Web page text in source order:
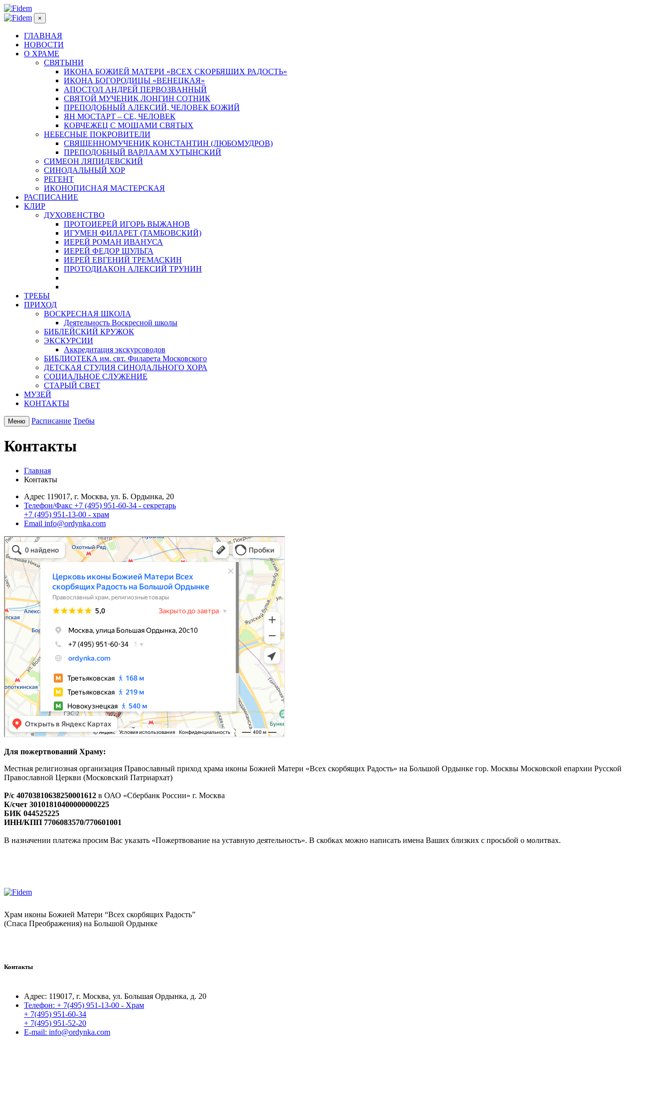
×
ГЛАВНАЯ
НОВОСТИ
О ХРАМЕ
СВЯТЫНИ
ИКОНА БОЖИЕЙ МАТЕРИ «ВСЕХ СКОРБЯЩИХ РАДОСТЬ»
ИКОНА БОГОРОДИЦЫ «ВЕНЕЦКАЯ»
АПОСТОЛ АНДРЕЙ ПЕРВОЗВАННЫЙ
СВЯТОЙ МУЧЕНИК ЛОНГИН СОТНИК
ПРЕПОДОБНЫЙ АЛЕКСИЙ, ЧЕЛОВЕК БОЖИЙ
ЯН МОСТАРТ – СЕ, ЧЕЛОВЕК
КОВЧЕЖЕЦ С МОЩАМИ СВЯТЫХ
НЕБЕСНЫЕ ПОКРОВИТЕЛИ
СВЯЩЕННОМУЧЕНИК КОНСТАНТИН (ЛЮБОМУДРОВ)
ПРЕПОДОБНЫЙ ВАРЛААМ ХУТЫНСКИЙ
СИМЕОН ЛЯПИДЕВСКИЙ
СИНОДАЛЬНЫЙ ХОР
РЕГЕНТ
ИКОНОПИСНАЯ МАСТЕРСКАЯ
РАСПИСАНИЕ
КЛИР
ДУХОВЕНСТВО
ПРОТОИЕРЕЙ ИГОРЬ ВЫЖАНОВ
ИГУМЕН ФИЛАРЕТ (ТАМБОВСКИЙ)
ИЕРЕЙ РОМАН ИВАНУСА
ИЕРЕЙ ФЕДОР ШУЛЬГА
ИЕРЕЙ ЕВГЕНИЙ ТРЕМАСКИН
ПРОТОДИАКОН АЛЕКСИЙ ТРУНИН
ТРЕБЫ
ПРИХОД
ВОСКРЕСНАЯ ШКОЛА
Деятельность Воскресной школы
БИБЛЕЙСКИЙ КРУЖОК
ЭКСКУРСИИ
Аккредитация экскурсоводов
БИБЛИОТЕКА им. свт. Филарета Московского
ДЕТСКАЯ СТУДИЯ СИНОДАЛЬНОГО ХОРА
СОЦИАЛЬНОЕ СЛУЖЕНИЕ
СТАРЫЙ СВЕТ
МУЗЕЙ
КОНТАКТЫ
Меню Расписание Требы
Контакты
Главная
Контакты
Адрес 119017, г. Москва, ул. Б. Ордынка, 20
Телефон/Факс +7 (495) 951-60-34 - секретарь
+7 (495) 951-13-00 - храм
Email info@ordynka.com
Церковь иконы Божией Матери Всех скорбящих Радость на Большой Ордынке
Православный храм в Москве
Религиозные товары в Москве
Для пожертвований Храму:
Местная религиозная организация Православный приход храма иконы Божией Матери «Всех скорбящих Радость» на Большой Ордынке гор. Москвы Московской епархии Русской
Православной Церкви (Московский Патриархат)
Р/с 40703810638250001612 в ОАО «Сбербанк России» г. Москва
К/счет 30101810400000000225
БИК 044525225
ИНН/КПП 7706083570/770601001
В назначении платежа просим Вас указать «Пожертвование на уставную деятельность». В скобках можно написать имена Ваших близких с просьбой о молитвах.
Храм иконы Божией Матери “Всех скорбящих Радость”
(Спаса Преображения) на Большой Ордынке
Контакты
Адрес: 119017, г. Москва, ул. Большая Ордынка, д. 20
Телефон: + 7(495) 951-13-00 - Храм
+ 7(495) 951-60-34
+ 7(495) 951-52-20
E-mail: info@ordynka.com